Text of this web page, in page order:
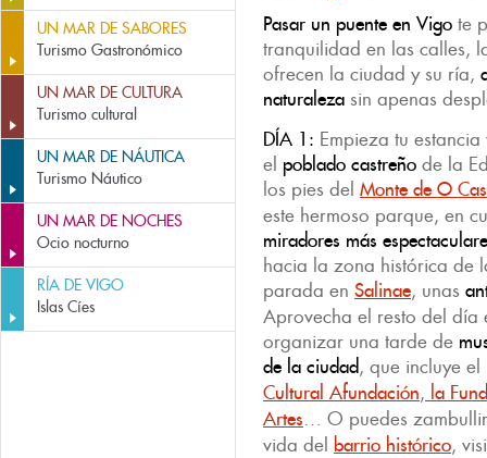
UN MAR DE SABORES
Turismo Gastronómico
UN MAR DE CULTURA
Turismo cultural
UN MAR DE NÁUTICA
Turismo Náutico
UN MAR DE NOCHES
Ocio nocturno
RÍA DE VIGO
Islas Cíes
Pasar un puente en Vigo te
tranquilidad en las calles,
ofrecen la ciudad y su ría,
naturaleza sin apenas
DÍA 1: Empieza tu
el poblado castreño de la
los pies del Monte de O
este hermoso parque, en
miradores más
hacia la zona histórica de
parada en Salinae, unas
Aprovecha el resto del día
organizar una tarde de
de la ciudad, que incluye
Cultural Afundación, la
Artes… O puedes
vida del barrio histórico,